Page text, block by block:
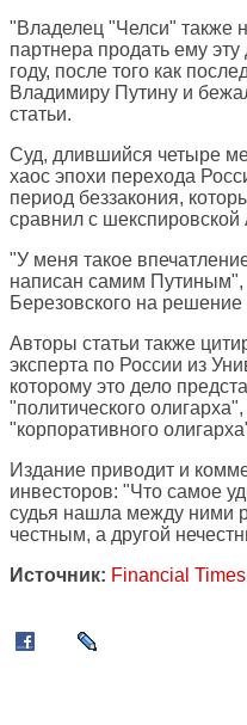
"Владелец "Челси" также
партнера продать ему
году, после того как
Владимиру Путину и
статьи.
Суд, длившийся четыре
хаос эпохи перехода
период беззакония,
сравнил с
"У меня такое
написан самим Путиным",
Березовского на решение
Авторы статьи также
эксперта по России из
которому это дело
"политического
"корпоративного
Издание приводит и
инвесторов: "Что самое
судья нашла между ними
честным, а другой
Источник: Financial Times